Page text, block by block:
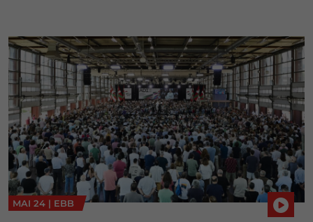
MAI 24 | EBB